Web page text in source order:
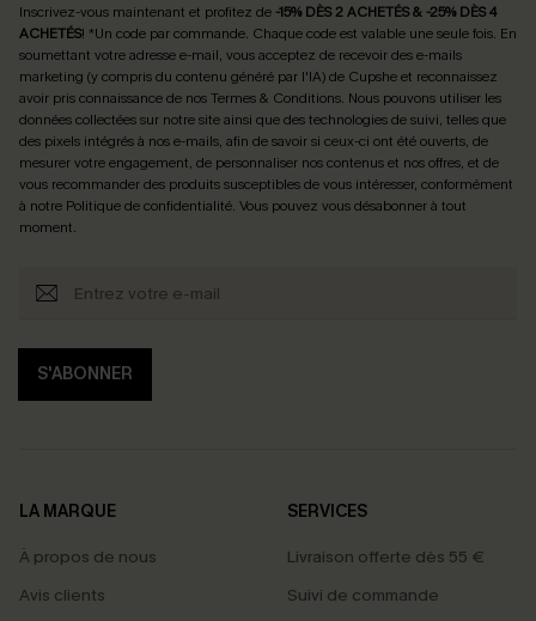
Inscrivez-vous maintenant et profitez de -15% DÈS 2 ACHETÉS & -25% DÈS 4
ACHETÉS! *Un code par commande. Chaque code est valable une seule fois. En
soumettant votre adresse e-mail, vous acceptez de recevoir des e-mails
marketing (y compris du contenu généré par l'IA) de Cupshe et reconnaissez
avoir pris connaissance de nosTermes & Conditions. Nous pouvons utiliser les
données collectées sur notre site ainsi que des technologies de suivi, telles que
des pixels intégrés à nos e-mails, afin de savoir si ceux-ci ont été ouverts, de
mesurer votre engagement, de personnaliser nos contenus et nos offres, et de
vous recommander des produits susceptibles de vous intéresser, conformément
à notre Politique de confidentialité. Vous pouvez vous désabonner à tout
moment.
S'ABONNER
LA MARQUE
À propos de nous
Avis clients
SERVICES
Livraison offerte dès 55 €
Suivi de commande